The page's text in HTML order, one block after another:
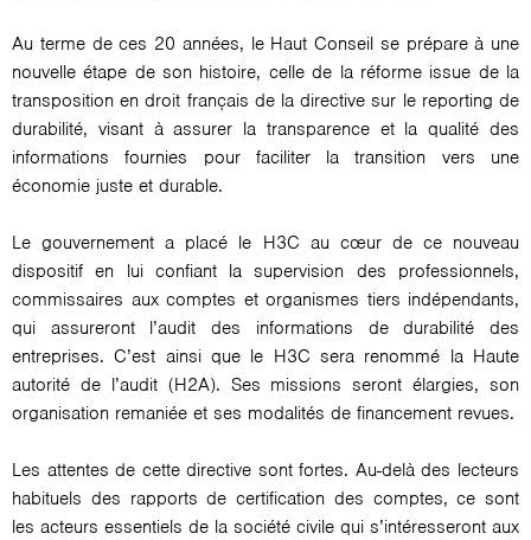
Au terme de ces 20 années, le Haut Conseil se prépare à une
nouvelle étape de son histoire, celle de la réforme issue de la
transposition en droit français de la directive sur le reporting de
durabilité, visant à assurer la transparence et la qualité des
informations fournies pour faciliter la transition vers une
économie juste et durable.
Le gouvernement a placé le H3C au cœur de ce nouveau
dispositif en lui confiant la supervision des professionnels,
commissaires aux comptes et organismes tiers indépendants,
qui assureront l’audit des informations de durabilité des
entreprises. C’est ainsi que le H3C sera renommé la Haute
autorité de l’audit (H2A). Ses missions seront élargies, son
organisation remaniée et ses modalités de financement revues.
Les attentes de cette directive sont fortes. Au-delà des lecteurs
habituels des rapports de certification des comptes, ce sont
les acteurs essentiels de la société civile qui s’intéresseront aux